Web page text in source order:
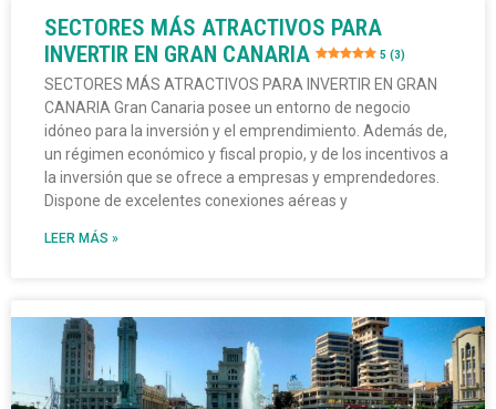
SECTORES MÁS ATRACTIVOS PARA
INVERTIR EN GRAN CANARIA
5 (3)
SECTORES MÁS ATRACTIVOS PARA INVERTIR EN GRAN
CANARIA Gran Canaria posee un entorno de negocio
idóneo para la inversión y el emprendimiento. Además de,
un régimen económico y fiscal propio, y de los incentivos a
la inversión que se ofrece a empresas y emprendedores.
Dispone de excelentes conexiones aéreas y
LEER MÁS »